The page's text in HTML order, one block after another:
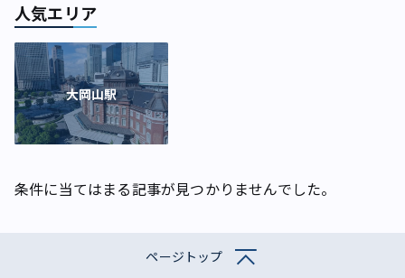
人気エリア
大岡山駅
条件に当てはまる記事が見つかりませんでした。
ページトップ